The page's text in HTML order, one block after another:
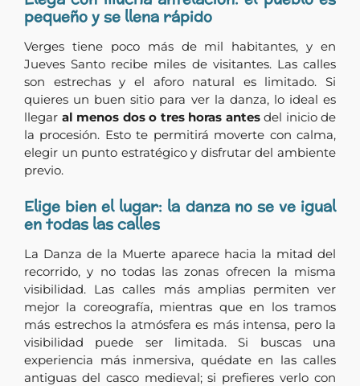
pequeño y se llena rápido
Verges tiene poco más de mil habitantes, y en
Jueves Santo recibe miles de visitantes. Las calles
son estrechas y el aforo natural es limitado. Si
quieres un buen sitio para ver la danza, lo ideal es
llegar al menos dos o tres horas antesdel inicio de
la procesión. Esto te permitirá moverte con calma,
elegir un punto estratégico y disfrutar del ambiente
previo.
Elige bien el lugar: la danza no se ve igual
en todas las calles
La Danza de la Muerte aparece hacia la mitad del
recorrido, y no todas las zonas ofrecen la misma
visibilidad. Las calles más amplias permiten ver
mejor la coreografía, mientras que en los tramos
más estrechos la atmósfera es más intensa, pero la
visibilidad puede ser limitada. Si buscas una
experiencia más inmersiva, quédate en las calles
antiguas del casco medieval; si prefieres verlo con